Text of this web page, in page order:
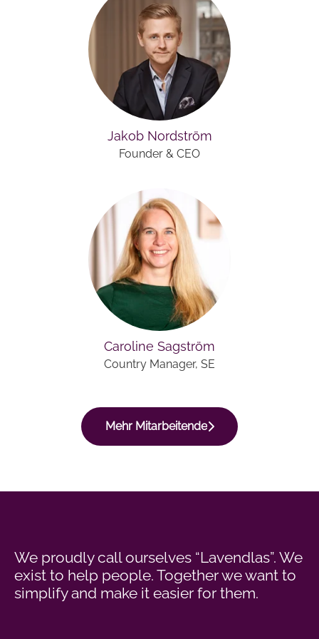
Jakob Nordström
Founder & CEO
Caroline Sagström
Country Manager, SE
Mehr Mitarbeitende
We proudly call ourselves “Lavendlas”. We
exist to help people. Together we want to
simplify and make it easier for them.